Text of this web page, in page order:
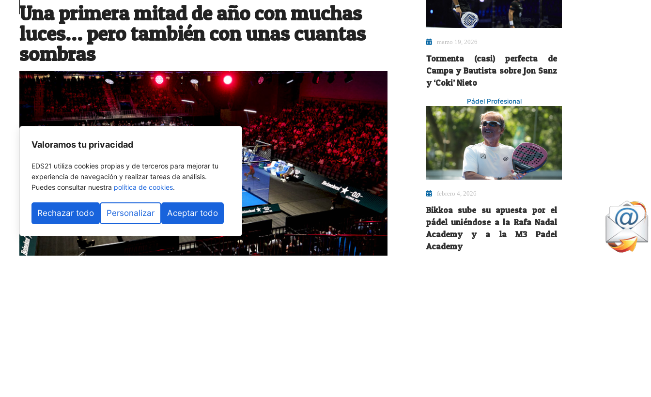
Una primera mitad de año con muchas
luces… pero también con unas cuantas
sombras
marzo 19, 2026
Tormenta (casi) perfecta de
Campa y Bautista sobre Jon Sanz
y ‘Coki’ Nieto
Pádel Profesional
febrero 4, 2026
Bikkoa sube su apuesta por el
pádel uniéndose a la Rafa Nadal
Academy y a la M3 Padel
Academy
Valoramos tu privacidad
EDS21 utiliza cookies propias y de terceros para mejorar tu
experiencia de navegación y realizar tareas de análisis.
Puedes consultar nuestra política de cookies.
Rechazar todo Personalizar Aceptar todo